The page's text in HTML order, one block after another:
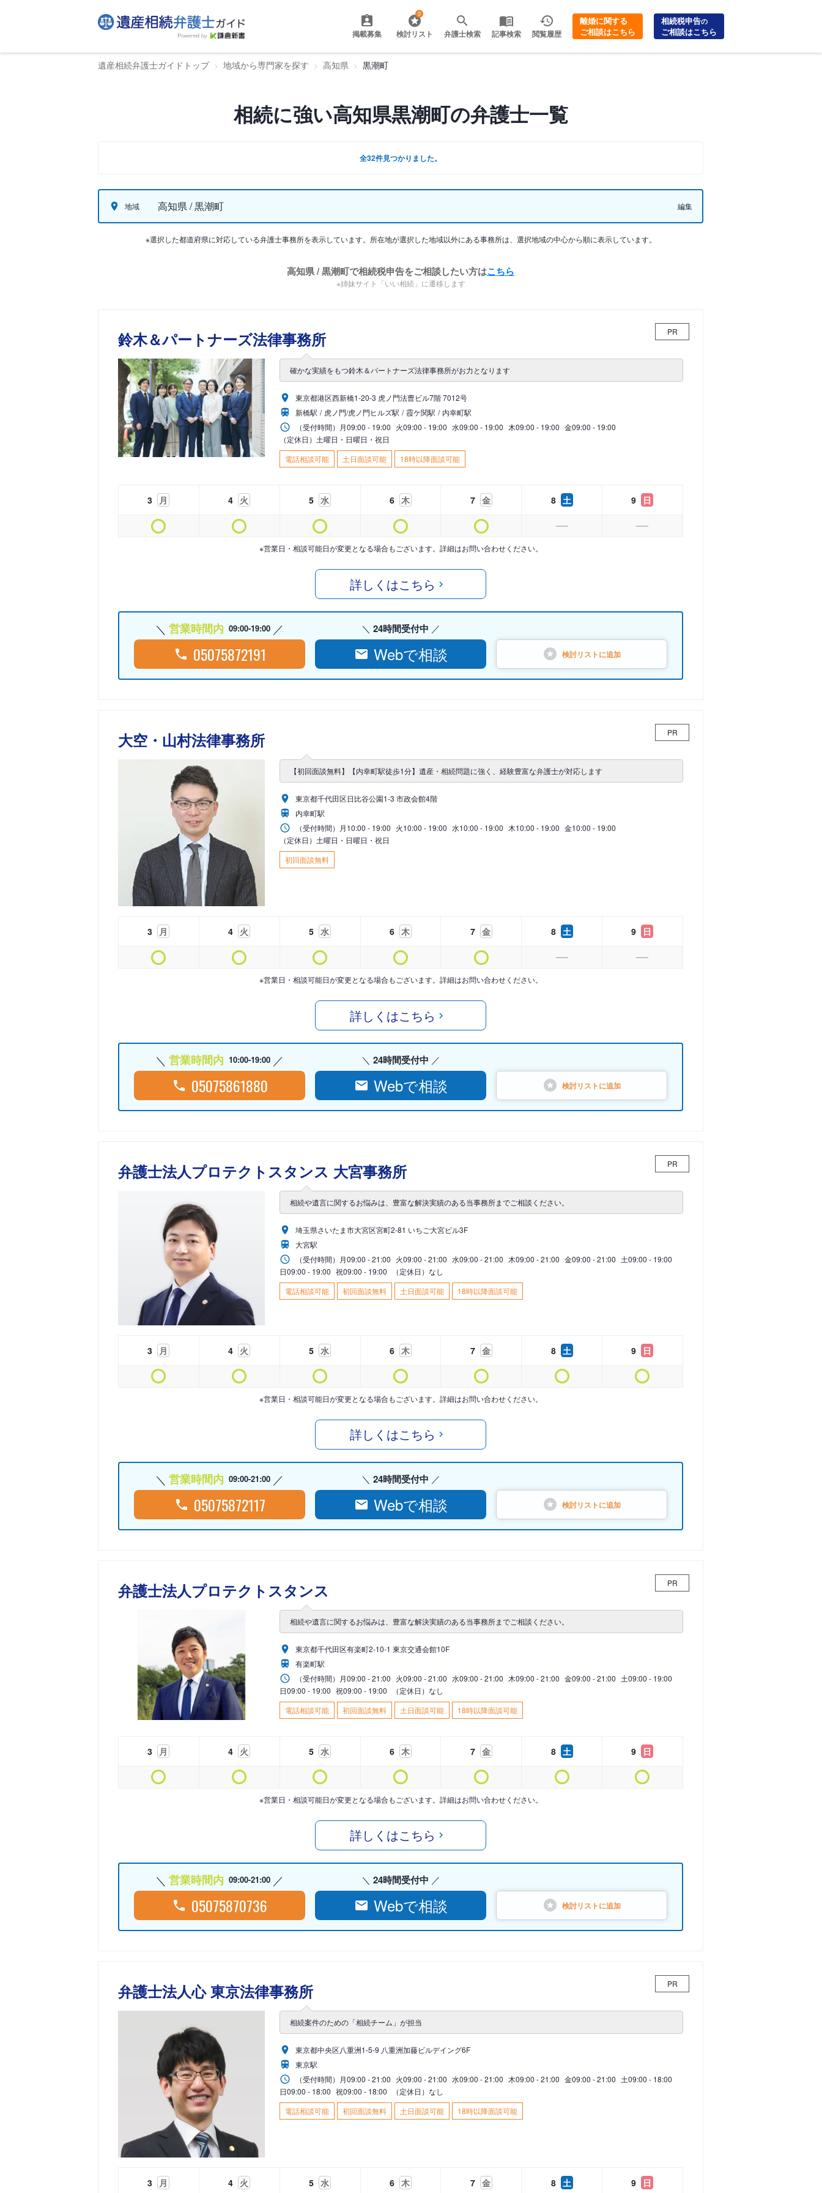
掲載募集
0
検討リスト 弁護士検索 記事検索 閲覧履歴
離婚に関する
ご相談はこちら
相続税申告の
ご相談はこちら
遺産相続弁護士ガイドトップ 地域から専門家を探す 高知県 黒潮町
相続に強い高知県黒潮町の弁護士一覧
全32件見つかりました。
地域 高知県 / 黒潮町 編集
※選択した都道府県に対応している弁護士事務所を表示しています。所在地が選択した地域以外にある事務所は、選択地域の中心から順に表示しています。
高知県 / 黒潮町で相続税申告をご相談したい方はこちら
※姉妹サイト「いい相続」に遷移します
鈴木＆パートナーズ法律事務所 PR
確かな実績をもつ鈴木＆パートナーズ法律事務所がお力となります
東京都港区西新橋1-20-3 虎ノ門法曹ビル7階 7012号
新橋駅
虎ノ門/虎ノ門ヒルズ駅 霞ケ関駅
内幸町駅
（受付時間） 月09:00 - 19:00 火09:00 - 19:00 水09:00 - 19:00 木09:00 - 19:00 金09:00 - 19:00
（定休日）土曜日・日曜日・祝日
電話相談可能
土日面談可能 18時以降面談可能
3 月 4 火 5 水 6 木 7 金 8 土 9 日
※営業日・相談可能日が変更となる場合もございます。詳細はお問い合わせください。
詳しくはこちら
営業時間内 09:00-19:00
05075872191
24時間受付中
Webで相談 検討リストに追加
大空・山村法律事務所 PR
【初回面談無料】【内幸町駅徒歩1分】遺産・相続問題に強く、経験豊富な弁護士が対応します
東京都千代田区日比谷公園1-3 市政会館4階
内幸町駅
（受付時間） 月10:00 - 19:00 火10:00 - 19:00 水10:00 - 19:00 木10:00 - 19:00 金10:00 - 19:00
（定休日）土曜日・日曜日・祝日
初回面談無料
3 月 4 火 5 水 6 木 7 金 8 土 9 日
※営業日・相談可能日が変更となる場合もございます。詳細はお問い合わせください。
詳しくはこちら
営業時間内 10:00-19:00
05075861880
24時間受付中
Webで相談 検討リストに追加
弁護士法人プロテクトスタンス 大宮事務所 PR
相続や遺言に関するお悩みは、豊富な解決実績のある当事務所までご相談ください。
埼玉県さいたま市大宮区宮町2-81 いちご大宮ビル3F
大宮駅
（受付時間） 月09:00 - 21:00 火09:00 - 21:00 水09:00 - 21:00 木09:00 - 21:00 金09:00 - 21:00 土09:00 - 19:00
日09:00 - 19:00 祝09:00 - 19:00
（定休日）なし
電話相談可能
初回面談無料 土日面談可能 18時以降面談可能
3 月 4 火 5 水 6 木 7 金 8 土 9 日
※営業日・相談可能日が変更となる場合もございます。詳細はお問い合わせください。
詳しくはこちら
営業時間内 09:00-21:00
05075872117
24時間受付中
Webで相談 検討リストに追加
弁護士法人プロテクトスタンス PR
相続や遺言に関するお悩みは、豊富な解決実績のある当事務所までご相談ください。
東京都千代田区有楽町2-10-1 東京交通会館10F
有楽町駅
（受付時間） 月09:00 - 21:00 火09:00 - 21:00 水09:00 - 21:00 木09:00 - 21:00 金09:00 - 21:00 土09:00 - 19:00
日09:00 - 19:00 祝09:00 - 19:00
（定休日）なし
電話相談可能
初回面談無料 土日面談可能 18時以降面談可能
3 月 4 火 5 水 6 木 7 金 8 土 9 日
※営業日・相談可能日が変更となる場合もございます。詳細はお問い合わせください。
詳しくはこちら
営業時間内 09:00-21:00
05075870736
24時間受付中
Webで相談 検討リストに追加
弁護士法人心 東京法律事務所 PR
相続案件のための「相続チーム」が担当
東京都中央区八重洲1-5-9 八重洲加藤ビルデイング6F
東京駅
（受付時間） 月09:00 - 21:00 火09:00 - 21:00 水09:00 - 21:00 木09:00 - 21:00 金09:00 - 21:00 土09:00 - 18:00
日09:00 - 18:00 祝09:00 - 18:00
（定休日）なし
電話相談可能
初回面談無料 土日面談可能 18時以降面談可能
3 月 4 火 5 水 6 木 7 金 8 土 9 日